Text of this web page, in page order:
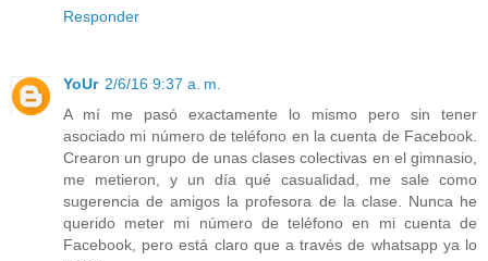
Responder
YoUr 2/6/16 9:37 a. m.
A mí me pasó exactamente lo mismo pero sin tener
asociado mi número de teléfono en la cuenta de Facebook.
Crearon un grupo de unas clases colectivas en el gimnasio,
me metieron, y un día qué casualidad, me sale como
sugerencia de amigos la profesora de la clase. Nunca he
querido meter mi número de teléfono en mi cuenta de
Facebook, pero está claro que a través de whatsapp ya lo